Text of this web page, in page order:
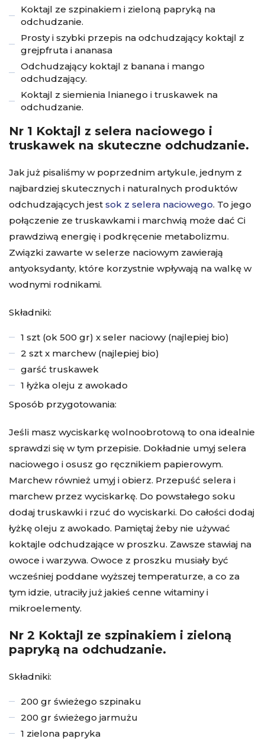
Koktajl ze szpinakiem i zieloną papryką na
odchudzanie.
Prosty i szybki przepis na odchudzający koktajl z
grejpfruta i ananasa
Odchudzający koktajl z banana i mango
odchudzający.
Koktajl z siemienia lnianego i truskawek na
odchudzanie.
Nr 1 Koktajl z selera naciowego i
truskawek na skuteczne odchudzanie.
Jak już pisaliśmy w poprzednim artykule, jednym z
najbardziej skutecznych i naturalnych produktów
odchudzających jest sok z selera naciowego. To jego
połączenie ze truskawkami i marchwią może dać Ci
prawdziwą energię i podkręcenie metabolizmu.
Związki zawarte w selerze naciowym zawierają
antyoksydanty, które korzystnie wpływają na walkę w
wodnymi rodnikami.
Składniki:
1 szt (ok 500 gr) x seler naciowy (najlepiej bio)
2 szt x marchew (najlepiej bio)
garść truskawek
1 łyżka oleju z awokado
Sposób przygotowania:
Jeśli masz wyciskarkę wolnoobrotową to ona idealnie
sprawdzi się w tym przepisie. Dokładnie umyj selera
naciowego i osusz go ręcznikiem papierowym.
Marchew również umyj i obierz. Przepuść selera i
marchew przez wyciskarkę. Do powstałego soku
dodaj truskawki i rzuć do wyciskarki. Do całości dodaj
łyżkę oleju z awokado. Pamiętaj żeby nie używać
koktajle odchudzające w proszku. Zawsze stawiaj na
owoce i warzywa. Owoce z proszku musiały być
wcześniej poddane wyższej temperaturze, a co za
tym idzie, utraciły już jakieś cenne witaminy i
mikroelementy.
Nr 2 Koktajl ze szpinakiem i zieloną
papryką na odchudzanie.
Składniki:
200 gr świeżego szpinaku
200 gr świeżego jarmużu
1 zielona papryka